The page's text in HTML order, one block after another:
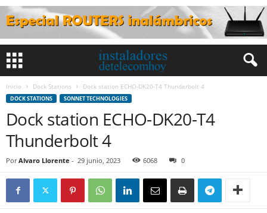
Inicio Dock Stations Dock station ECHO-DK20-T4 Thunderbolt 4
DOCK STATIONS SONNET TECHNOLOGIES
Dock station ECHO-DK20-T4
Thunderbolt 4
Por Alvaro Llorente - 29 junio, 2023 6068 0